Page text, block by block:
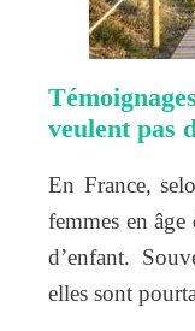
veulent pas
En France,
femmes en
d’enfant.
elles sont